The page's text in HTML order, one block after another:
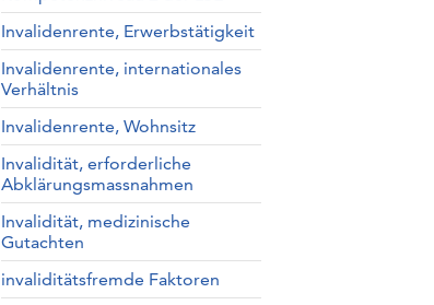
Invalidenrente, Erwerbstätigkeit
Invalidenrente, internationales
Verhältnis
Invalidenrente, Wohnsitz
Invalidität, erforderliche
Abklärungsmassnahmen
Invalidität, medizinische
Gutachten
invaliditätsfremde Faktoren